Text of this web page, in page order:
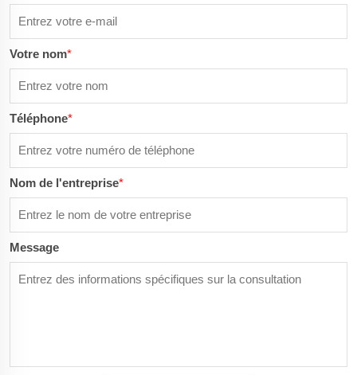
Votre nom*
Téléphone*
Nom de l'entreprise*
Message